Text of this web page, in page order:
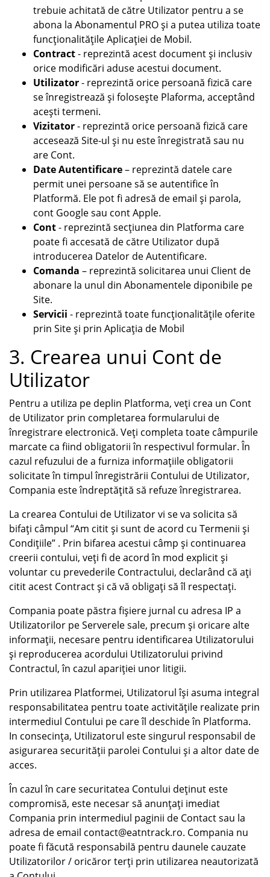
trebuie achitată de către Utilizator pentru a se
abona la Abonamentul PRO și a putea utiliza toate
funcționalitățile Aplicației de Mobil.
Contract- reprezintă acest document și inclusiv
orice modificări aduse acestui document.
Utilizator- reprezintă orice persoană fizică care
se înregistrează și folosește Plaforma, acceptând
acești termeni.
Vizitator- reprezintă orice persoană fizică care
accesează Site-ul și nu este înregistrată sau nu
are Cont.
Date Autentificare– reprezintă datele care
permit unei persoane să se autentifice în
Platformă. Ele pot fi adresă de email și parola,
cont Google sau cont Apple.
Cont- reprezintă secțiunea din Platforma care
poate fi accesată de către Utilizator după
introducerea Datelor de Autentificare.
Comanda – reprezintă solicitarea unui Client de
abonare la unul din Abonamentele diponibile pe
Site.
Servicii - reprezintă toate funcționalitățile oferite
prin Site și prin Aplicația de Mobil
3. Crearea unui Cont de
Utilizator
Pentru a utiliza pe deplin Platforma, veți crea un Cont
de Utilizator prin completarea formularului de
înregistrare electronică. Veți completa toate câmpurile
marcate ca fiind obligatorii în respectivul formular. În
cazul refuzului de a furniza informațiile obligatorii
solicitate în timpul înregistrării Contului de Utilizator,
Compania este îndreptățită să refuze înregistrarea.
La crearea Contului de Utilizator vi se va solicita să
bifați câmpul “Am citit și sunt de acord cu Termenii și
Condițiile” . Prin bifarea acestui câmp și continuarea
creerii contului, veți fi de acord în mod explicit și
voluntar cu prevederile Contractului, declarând că ați
citit acest Contract și că vă obligați să îl respectați.
Compania poate păstra fișiere jurnal cu adresa IP a
Utilizatorilor pe Serverele sale, precum și oricare alte
informații, necesare pentru identificarea Utilizatorului
și reproducerea acordului Utilizatorului privind
Contractul, în cazul apariției unor litigii.
Prin utilizarea Platformei, Utilizatorul își asuma integral
responsabilitatea pentru toate activitățile realizate prin
intermediul Contului pe care îl deschide în Platforma.
In consecința, Utilizatorul este singurul responsabil de
asigurarea securității parolei Contului și a altor date de
acces.
În cazul în care securitatea Contului deținut este
compromisă, este necesar să anunțați imediat
Compania prin intermediul paginii de Contact sau la
adresa de email contact@eatntrack.ro. Compania nu
poate fi făcută responsabilă pentru daunele cauzate
Utilizatorilor / oricăror terți prin utilizarea neautorizată